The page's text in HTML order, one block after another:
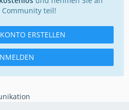
teil!
ERSTELLEN